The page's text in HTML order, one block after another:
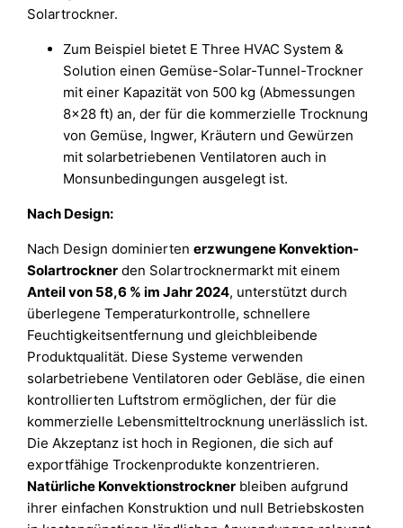
Solartrockner.
Zum Beispiel bietet E Three HVAC System &
Solution einen Gemüse-Solar-Tunnel-Trockner
mit einer Kapazität von 500 kg (Abmessungen
8×28 ft) an, der für die kommerzielle Trocknung
von Gemüse, Ingwer, Kräutern und Gewürzen
mit solarbetriebenen Ventilatoren auch in
Monsunbedingungen ausgelegt ist.
Nach Design:
Nach Design dominiertenerzwungene Konvektion-
Solartrockner den Solartrocknermarkt mit einem
Anteil von 58,6 % im Jahr 2024, unterstützt durch
überlegene Temperaturkontrolle, schnellere
Feuchtigkeitsentfernung und gleichbleibende
Produktqualität. Diese Systeme verwenden
solarbetriebene Ventilatoren oder Gebläse, die einen
kontrollierten Luftstrom ermöglichen, der für die
kommerzielle Lebensmitteltrocknung unerlässlich ist.
Die Akzeptanz ist hoch in Regionen, die sich auf
exportfähige Trockenprodukte konzentrieren.
Natürliche Konvektionstrockner bleiben aufgrund
ihrer einfachen Konstruktion und null Betriebskosten